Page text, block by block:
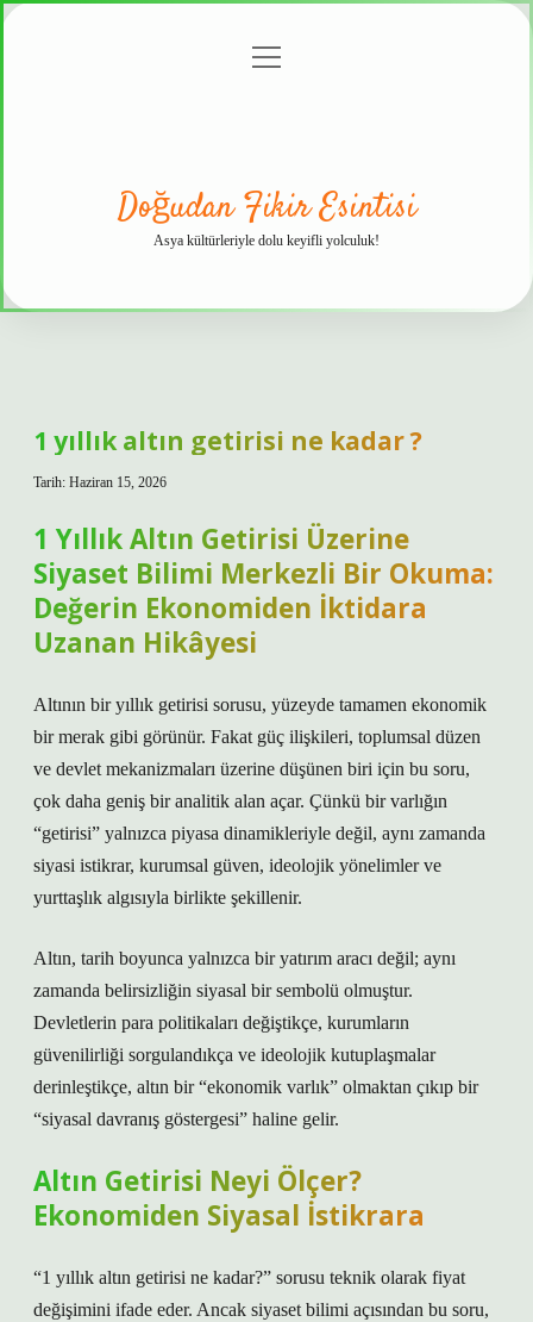
menüyü
Doğudan Fikir Esintisi
Asya kültürleriyle dolu keyifli yolculuk!
1 yıllık altın getirisi ne kadar ?
Tarih: Haziran 15, 2026
1 Yıllık Altın Getirisi Üzerine
Siyaset Bilimi Merkezli Bir Okuma:
Değerin Ekonomiden İktidara
Uzanan Hikâyesi
Altının bir yıllık getirisi sorusu, yüzeyde tamamen ekonomik
bir merak gibi görünür. Fakat güç ilişkileri, toplumsal düzen
ve devlet mekanizmaları üzerine düşünen biri için bu soru,
çok daha geniş bir analitik alan açar. Çünkü bir varlığın
“getirisi” yalnızca piyasa dinamikleriyle değil, aynı zamanda
siyasi istikrar, kurumsal güven, ideolojik yönelimler ve
yurttaşlık algısıyla birlikte şekillenir.
Altın, tarih boyunca yalnızca bir yatırım aracı değil; aynı
zamanda belirsizliğin siyasal bir sembolü olmuştur.
Devletlerin para politikaları değiştikçe, kurumların
güvenilirliği sorgulandıkça ve ideolojik kutuplaşmalar
derinleştikçe, altın bir “ekonomik varlık” olmaktan çıkıp bir
“siyasal davranış göstergesi” haline gelir.
Altın Getirisi Neyi Ölçer?
Ekonomiden Siyasal İstikrara
“1 yıllık altın getirisi ne kadar?” sorusu teknik olarak fiyat
değişimini ifade eder. Ancak siyaset bilimi açısından bu soru,